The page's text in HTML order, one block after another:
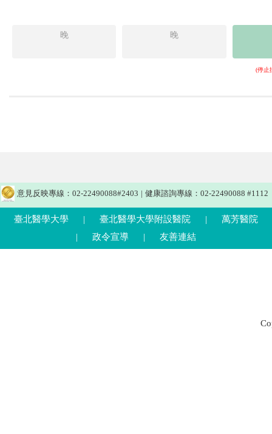
晚 晚
(停止
意見反映專線：02-22490088#2403 | 健康諮詢專線：02-22490088 #1112
臺北醫學大學 | 臺北醫學大學附設醫院 |
萬芳醫院
|
政令宣導 | 友善連結